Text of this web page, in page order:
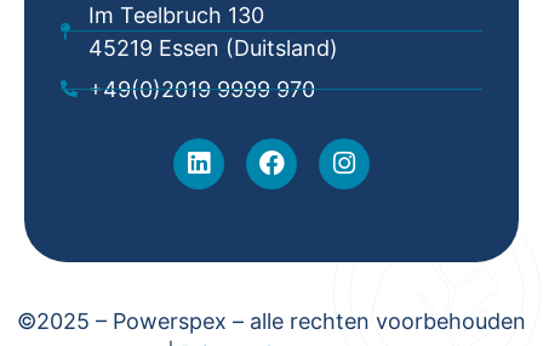
Im Teelbruch 130
45219 Essen (Duitsland)
+49(0)2019 9999 970
©2025 – Powerspex – alle rechten voorbehouden